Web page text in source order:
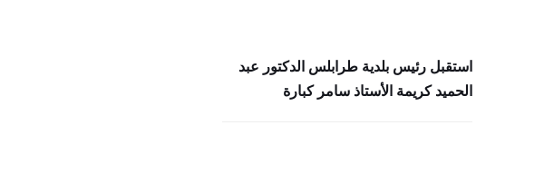
استقبل رئيس بلدية طرابلس الدكتور عبد
الحميد كريمة الأستاذ سامر كبارة